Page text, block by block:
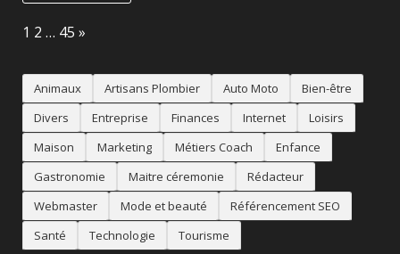
Page:
1 2 … 45 Next
»
Animaux Artisans Plombier Auto Moto
Bien-être
Divers
Entreprise Finances Internet
Loisirs
Maison
Marketing Métiers Coach
Enfance
Gastronomie
Maitre céremonie
Rédacteur
Webmaster
Mode et beauté
Référencement SEO
Santé
Technologie Tourisme